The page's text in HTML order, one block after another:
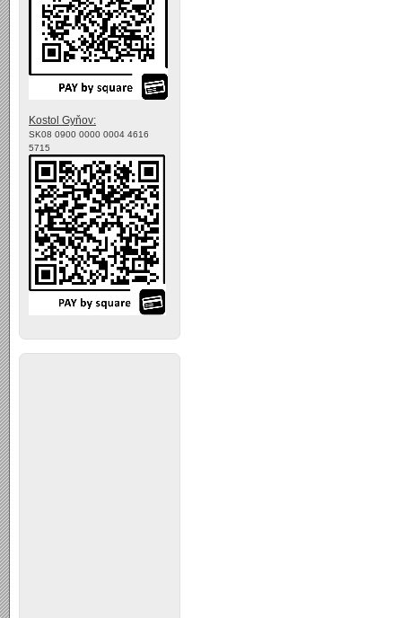
Kostol Gyňov:
SK08 0900 0000 0004 4616
5715